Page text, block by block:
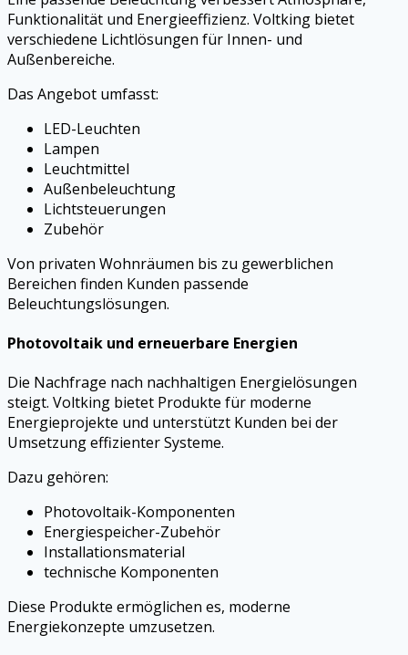
Funktionalität und Energieeffizienz. Voltking bietet
verschiedene Lichtlösungen für Innen- und
Außenbereiche.
Das Angebot umfasst:
LED-Leuchten
Lampen
Leuchtmittel
Außenbeleuchtung
Lichtsteuerungen
Zubehör
Von privaten Wohnräumen bis zu gewerblichen
Bereichen finden Kunden passende
Beleuchtungslösungen.
Photovoltaik und erneuerbare Energien
Die Nachfrage nach nachhaltigen Energielösungen
steigt. Voltking bietet Produkte für moderne
Energieprojekte und unterstützt Kunden bei der
Umsetzung effizienter Systeme.
Dazu gehören:
Photovoltaik-Komponenten
Energiespeicher-Zubehör
Installationsmaterial
technische Komponenten
Diese Produkte ermöglichen es, moderne
Energiekonzepte umzusetzen.